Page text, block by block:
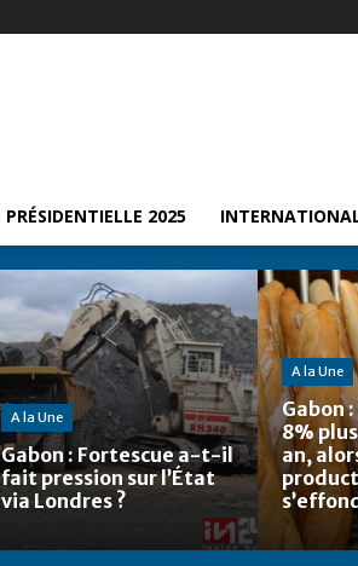
PRÉSIDENTIELLE 2025
A la Une
Gabon : Fortescue a-t-il
fait pression sur l’État
via Londres ?
A la Une
Gabon
8%
an,